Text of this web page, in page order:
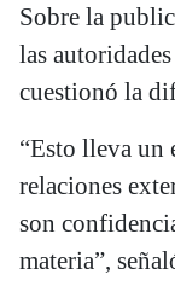
Sobre la
las
cuestionó la
“Esto lleva un
relaciones
son
materia”,